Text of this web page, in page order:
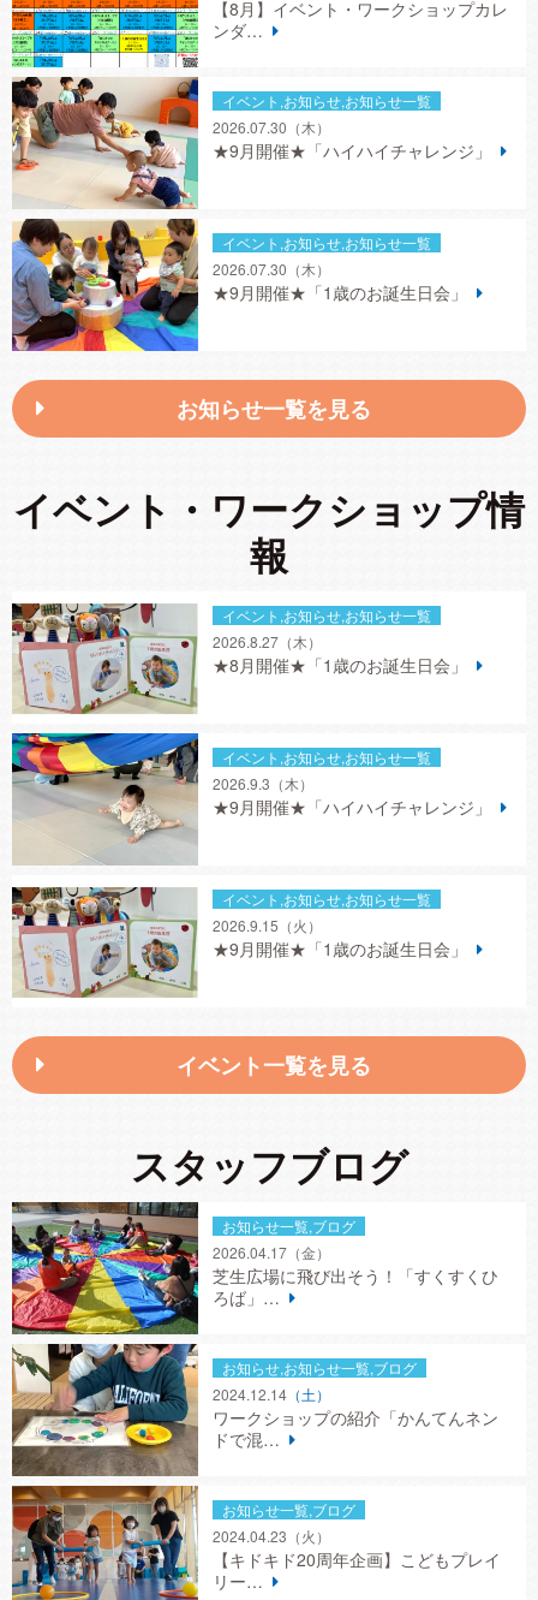
【8月】イベント・ワークショップカレ
ンダ…
イベント,お知らせ,お知らせ一覧
2026.07.30 （木）
★9月開催★「ハイハイチャレンジ」
イベント,お知らせ,お知らせ一覧
2026.07.30 （木）
★9月開催★「1歳のお誕生日会」
お知らせ一覧を見る
イベント・ワークショップ情
報
イベント,お知らせ,お知らせ一覧
2026.8.27（木）
★8月開催★「1歳のお誕生日会」
イベント,お知らせ,お知らせ一覧
2026.9.3 （木）
★9月開催★「ハイハイチャレンジ」
イベント,お知らせ,お知らせ一覧
2026.9.15 （火）
★9月開催★「1歳のお誕生日会」
イベント一覧を見る
スタッフブログ
お知らせ一覧,ブログ
2026.04.17（金）
芝生広場に飛び出そう！「すくすくひ
ろば」…
お知らせ,お知らせ一覧,ブログ
2024.12.14（土）
ワークショップの紹介「かんてんネン
ドで混…
お知らせ一覧,ブログ
2024.04.23 （火）
【キドキド20周年企画】こどもプレイ
リー…